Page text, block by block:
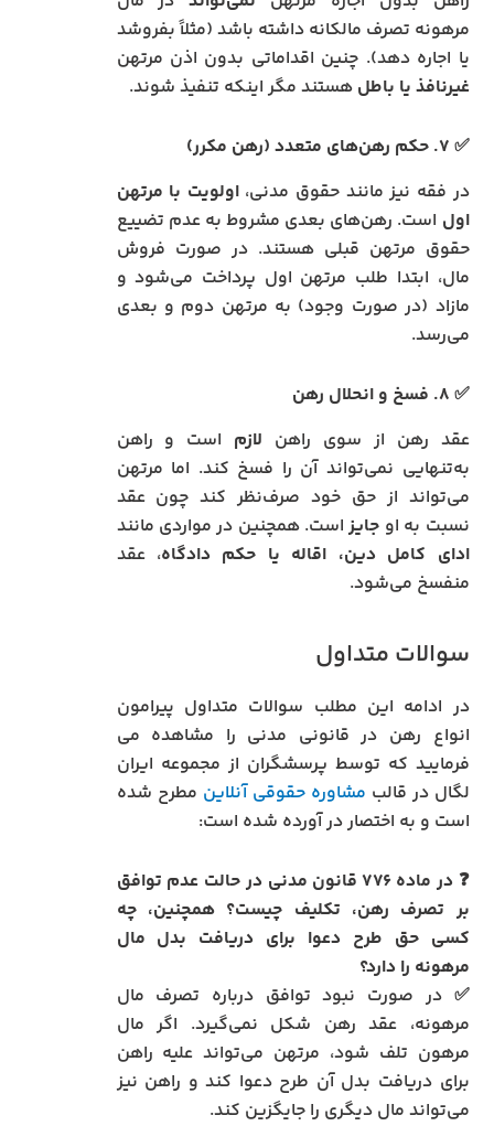
مرهونه تصرف مالکانه داشته باشد (مثلاً بفروشد
یا اجاره دهد). چنین اقداماتی بدون اذن مرتهن
غیرنافذ یا باطل هستند مگر اینکه تنفیذ شوند.
✅ ۷. حکم رهن‌های متعدد (رهن مکرر)
در فقه نیز مانند حقوق مدنی،اولویت با مرتهن
اول است. رهن‌های بعدی مشروط به عدم تضییع
حقوق مرتهن قبلی هستند. در صورت فروش
مال، ابتدا طلب مرتهن اول پرداخت می‌شود و
مازاد (در صورت وجود) به مرتهن دوم و بعدی
می‌رسد.
✅ ۸. فسخ و انحلال رهن
عقد رهن از سوی راهن لازم است و راهن
به‌تنهایی نمی‌تواند آن را فسخ کند. اما مرتهن
می‌تواند از حق خود صرف‌نظر کند چون عقد
نسبت به او جایزاست. همچنین در مواردی مانند
ادای کامل دین، اقاله یا حکم دادگاه، عقد
منفسخ می‌شود.
سوالات متداول
در ادامه این مطلب سوالات متداول پیرامون
انواع رهن در قانونی مدنی را مشاهده می
فرمایید که توسط پرسشگران از مجموعه ایران
لگال در قالب مشاوره حقوقی آنلاین مطرح شده
است و به اختصار در آورده شده است:
❓ در ماده ۷۷۶ قانون مدنی در حالت عدم توافق
بر تصرف رهن، تکلیف چیست؟ همچنین، چه
کسی حق طرح دعوا برای دریافت بدل مال
مرهونه را دارد؟
✅ در صورت نبود توافق درباره تصرف مال
مرهونه، عقد رهن شکل نمی‌گیرد. اگر مال
مرهون تلف شود، مرتهن می‌تواند علیه راهن
برای دریافت بدل آن طرح دعوا کند و راهن نیز
می‌تواند مال دیگری را جایگزین کند.